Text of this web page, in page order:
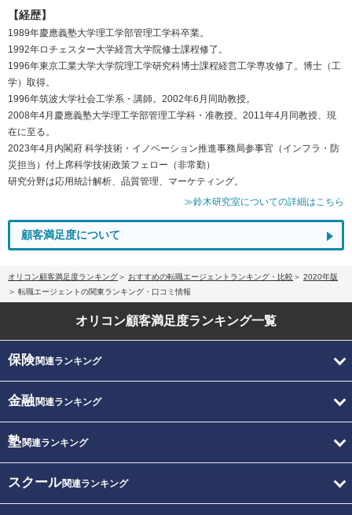
【経歴】
1989年慶應義塾大学理工学部管理工学科卒業。
1992年ロチェスター大学経営大学院修士課程修了。
1996年東京工業大学大学院理工学研究科博士課程経営工学専攻修了。博士（工
学）取得。
1996年筑波大学社会工学系・講師。2002年6月同助教授。
2008年4月慶應義塾大学理工学部管理工学科・准教授。2011年4月同教授、現
在に至る。
2023年4月内閣府 科学技術・イノベーション推進事務局参事官（インフラ・防
災担当）付上席科学技術政策フェロー（非常勤）
研究分野は応用統計解析、品質管理、マーケティング。
≫鈴木研究室についての詳細はこちら
顧客満足度について
オリコン顧客満足度ランキング おすすめの転職エージェントランキング・比較
2020年版
転職エージェントの関東ランキング・口コミ情報
オリコン顧客満足度ランキング一覧
保険関連ランキング
金融関連ランキング
塾関連ランキング
スクール関連ランキング